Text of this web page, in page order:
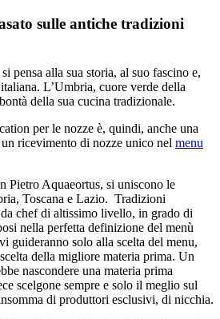
sulle antiche tradizioni
pensa alla sua storia, al suo fascino e,
L’Umbria, cuore verde della
della sua cucina tradizionale.
per le nozze è, quindi, anche una
ricevimento di nozze unico nel menu
Pietro Aquaeortus, si uniscono le
Toscana e Lazio. Tradizioni
chef di altissimo livello, in grado di
nella perfetta definizione del menù
guideranno solo alla scelta del menu,
della migliore materia prima. Un
nascondere una materia prima
scelgone sempre e solo il meglio sul
di produttori esclusivi, di nicchia.